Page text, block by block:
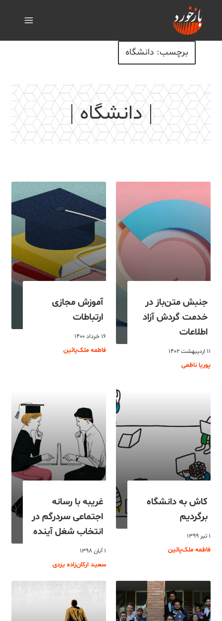
برچسب: دانشگاه
دانشگاه
جنبش متن‌باز در
خدمت گردش آزاد
اطلاعات
۱۱ اردیبهشت ۱۴۰۲
پوریا ناظمی
آموزش مجازی
ارتباطات
۱۶ خرداد ۱۴۰۰
فاطمه ملک‌پائین
کاش به دانشگاه
برگردیم
۱ تیر ۱۳۹۹
فاطمه ملک‌پائین
غریبه با رسانه
اجتماعی سردرگم در
انتخاب شغل آینده
۱ آبان ۱۳۹۸
سعید ارکان‌زاده یزدی